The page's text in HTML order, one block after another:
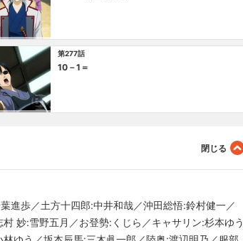
第277話
10－1＝
進歩／土方十四郎:中井和哉／沖田総悟:鈴村健一／
妙:雪野五月／お登勢:くじら／キャサリン:杉本ゆう